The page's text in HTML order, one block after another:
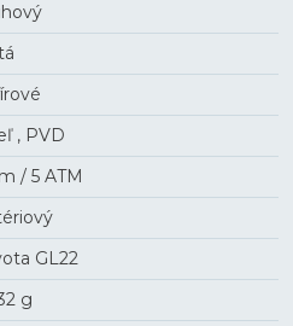
, PVD
/ 5 ATM
GL22
g